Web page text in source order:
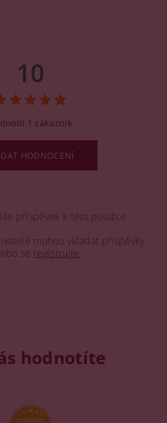
příspěvek k této položce.
mohou vkládat příspěvky.
se registrujte
10
1 zákazník
HODNOCENÍ
hodnotíte